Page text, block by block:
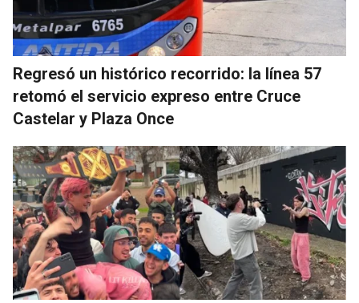
Regresó un histórico recorrido: la línea 57
retomó el servicio expreso entre Cruce
Castelar y Plaza Once